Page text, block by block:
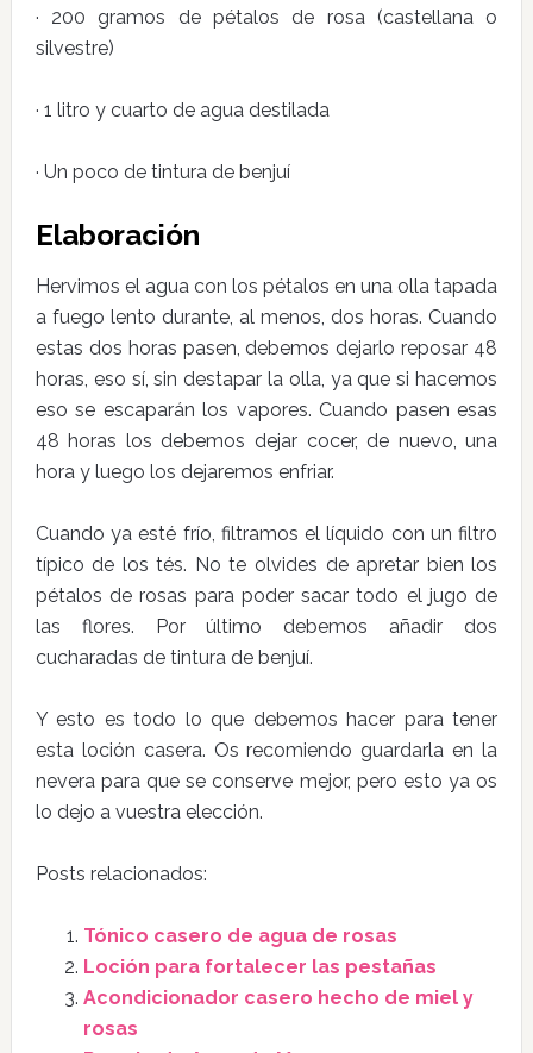
· 200 gramos de pétalos de rosa (castellana o
silvestre)
· 1 litro y cuarto de agua destilada
· Un poco de tintura de benjuí
Elaboración
Hervimos el agua con los pétalos en una olla tapada
a fuego lento durante, al menos, dos horas. Cuando
estas dos horas pasen, debemos dejarlo reposar 48
horas, eso sí, sin destapar la olla, ya que si hacemos
eso se escaparán los vapores. Cuando pasen esas
48 horas los debemos dejar cocer, de nuevo, una
hora y luego los dejaremos enfriar.
Cuando ya esté frío, filtramos el líquido con un filtro
típico de los tés. No te olvides de apretar bien los
pétalos de rosas para poder sacar todo el jugo de
las flores. Por último debemos añadir dos
cucharadas de tintura de benjuí.
Y esto es todo lo que debemos hacer para tener
esta loción casera. Os recomiendo guardarla en la
nevera para que se conserve mejor, pero esto ya os
lo dejo a vuestra elección.
Posts relacionados:
Tónico casero de agua de rosas
Loción para fortalecer las pestañas
Acondicionador casero hecho de miel y
rosas